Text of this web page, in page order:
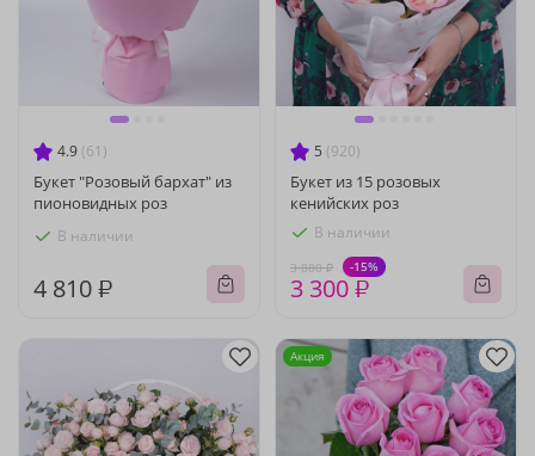
4.9 (61)
Букет "Розовый бархат" из
пионовидных роз
В наличии
4 810 ₽
5 (920)
Букет из 15 розовых
кенийских роз
В наличии
3 880 ₽ -15%
3 300 ₽
Акция